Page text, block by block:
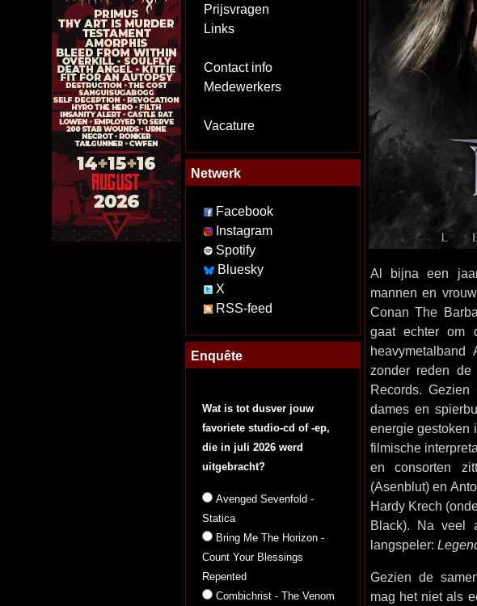
Prijsvragen
Links
Contact info
Medewerkers
Vacature
Netwerk
Facebook
Instagram
Spotify
Bluesky
X
RSS-feed
Enquête
Wat is tot dusver jouw
favoriete studio-cd of -ep,
die in juli 2026 werd
uitgebracht?
Avenged Sevenfold -
Statica
Bring Me The Horizon -
Count Your Blessings
Repented
Combichrist - The Venom
Al bijna een
mannen en
Conan The
gaat echter om
zonder reden
Records.
dames en
energie gestoken
filmische
en consorten
(Asenblut) en
Hardy Krech
Black). Na veel
langspeler:
Gezien de
mag het niet als